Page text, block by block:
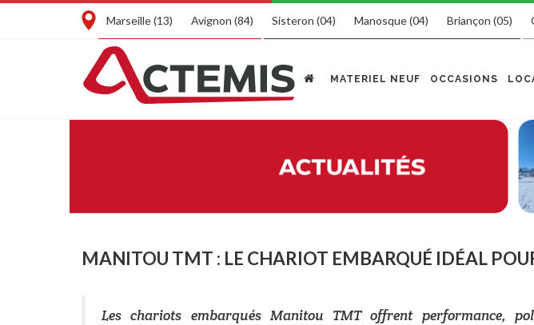
Marseille (13) Avignon (84) Sisteron (04) Manosque (04) Briançon (05)
MATERIEL NEUF OCCASIONS
MANITOU TMT : LE CHARIOT EMBARQUÉ IDÉAL
Les chariots embarqués Manitou TMT offrent performance,